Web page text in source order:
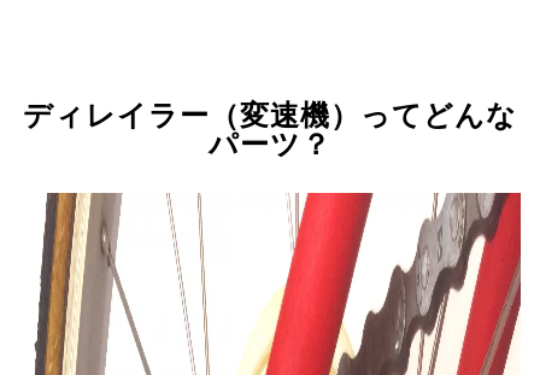
ディレイラー（変速機）ってどんな
パーツ？